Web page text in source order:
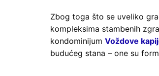
Zbog toga što se uveliko
kompleksima stambenih
kondominijum Voždove
budućeg stana – one su